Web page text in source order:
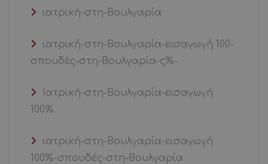
ιατρική-στη-Βουλγαρία
ιατρική-στη-Βουλγαρία-εισαγωγή 100-
σπουδές-στη-Βουλγαρία-ς%-
Ιατρική-στη-Βουλγαρία-εισαγωγή
100%
ιατρική-στη-Βουλγαρία-εισαγωγή
100%-σπουδές-στη-Βουλγαρία